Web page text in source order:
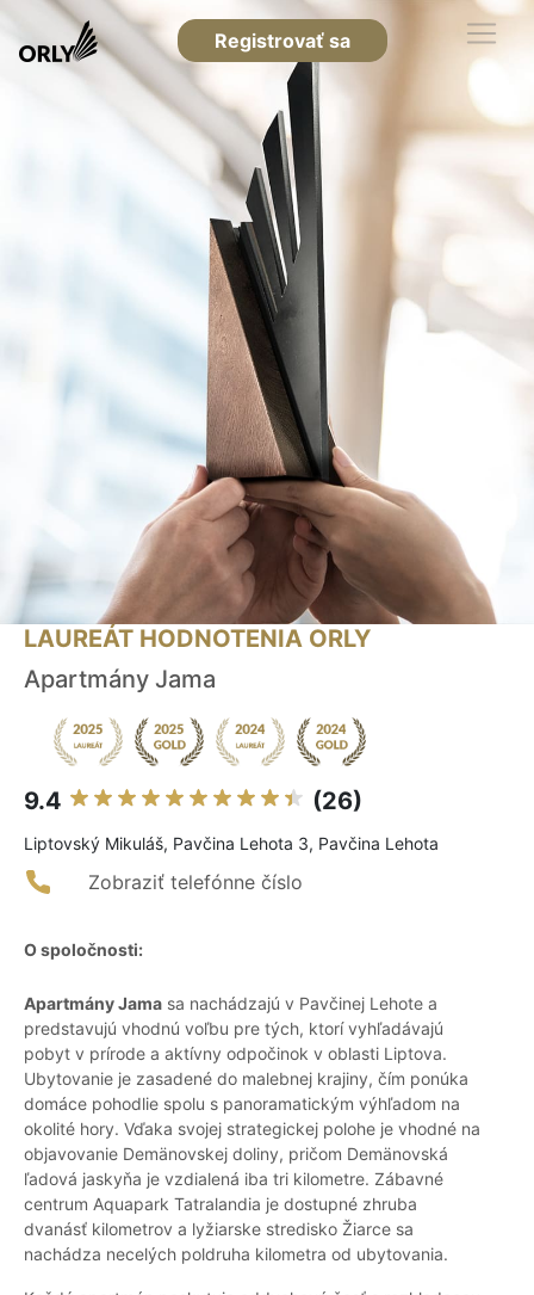
Registrovať sa
LAUREÁT HODNOTENIA ORLY
Apartmány Jama
9.4 (26)
Liptovský Mikuláš, Pavčina Lehota 3, Pavčina Lehota
Zobraziť telefónne číslo
O spoločnosti:
Apartmány Jama sa nachádzajú v Pavčinej Lehote a
predstavujú vhodnú voľbu pre tých, ktorí vyhľadávajú
pobyt v prírode a aktívny odpočinok v oblasti Liptova.
Ubytovanie je zasadené do malebnej krajiny, čím ponúka
domáce pohodlie spolu s panoramatickým výhľadom na
okolité hory. Vďaka svojej strategickej polohe je vhodné na
objavovanie Demänovskej doliny, pričom Demänovská
ľadová jaskyňa je vzdialená iba tri kilometre. Zábavné
centrum Aquapark Tatralandia je dostupné zhruba
dvanásť kilometrov a lyžiarske stredisko Žiarce sa
nachádza necelých poldruha kilometra od ubytovania.